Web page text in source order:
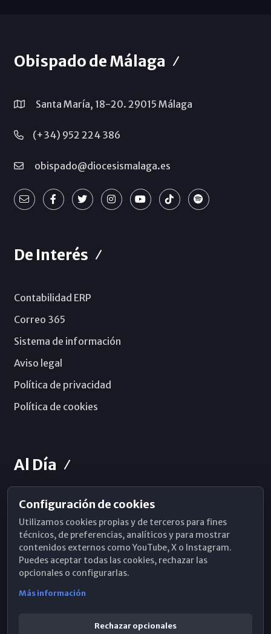
Obispado de Málaga
Santa María, 18-20. 29015 Málaga
(+34) 952 224 386
obispado@diocesismalaga.es
De Interés
Contabilidad ERP
Correo 365
Sistema de información
Aviso legal
Política de privacidad
Política de cookies
Al Día
Horarios de Misa
Hemeroteca
WhatsApp
Configuración de cookies
Utilizamos cookies propias y de terceros para fines
técnicos, de preferencias, analíticos y para mostrar
contenidos externos como YouTube, X o Instagram.
Puedes aceptar todas las cookies, rechazar las
opcionales o configurarlas.
Más información
Rechazar opcionales